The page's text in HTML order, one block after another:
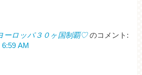
ーロッパ３０ヶ国制覇♡ のコメント:
6:59 AM